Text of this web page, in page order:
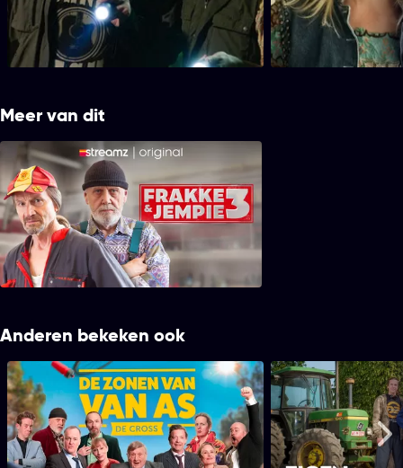
mee naar een afbraakpand. In een
afgesloten gedeelte stoten ze op de buit
van een dievenbende.
tot de opdrachtgever
puntjes op de i komt
Meer van dit
Frakke & Jempie
Anderen bekeken ook
De Zonen van Van As - De Cross Eigen